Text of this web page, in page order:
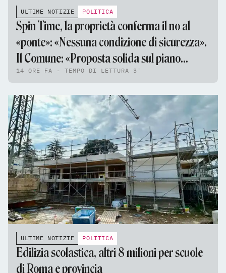
ULTIME NOTIZIE POLITICA
Spin Time, la proprietà conferma il no al
«ponte»: «Nessuna condizione di sicurezza».
Il Comune: «Proposta solida sul piano
tecnico e giuridico»
14 ORE FA - TEMPO DI LETTURA 3'
ULTIME NOTIZIE POLITICA
Edilizia scolastica, altri 8 milioni per scuole
di Roma e provincia